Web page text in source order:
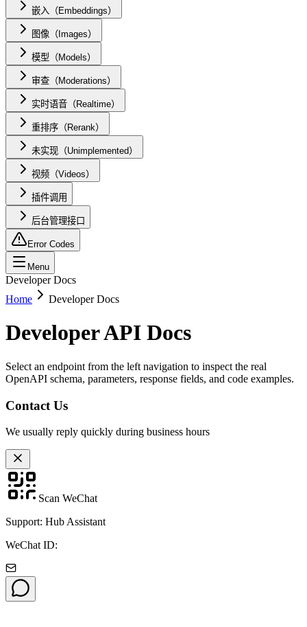
嵌入（Embeddings）
图像（Images）
模型（Models）
审查（Moderations）
实时语音（Realtime）
重排序（Rerank）
未实现（Unimplemented）
视频（Videos）
插件调用
后台管理接口
Error Codes
Menu
Developer Docs
Home
Developer Docs
Developer API Docs
Select an endpoint from the left navigation to inspect the real
OpenAPI schema, parameters, response fields, and code examples.
Contact Us
We usually reply quickly during business hours
Scan WeChat
Support: Hub Assistant
WeChat ID: